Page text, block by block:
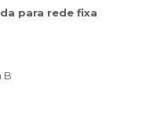
para rede fixa
B